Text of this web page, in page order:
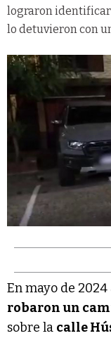
lograron identificar
lo detuvieron con
En mayo de
robaron un
sobre la calle